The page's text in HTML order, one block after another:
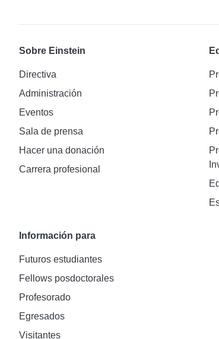
Sobre Einstein
Directiva
Administración
Eventos
Sala de prensa
Hacer una donación
Carrera profesional
Información para
Futuros estudiantes
Fellows posdoctorales
Profesorado
Egresados
Visitantes